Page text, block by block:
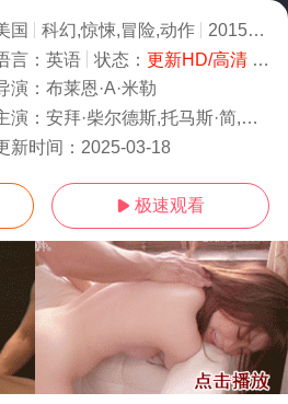
国 科幻,惊悚,冒险,动作 2015
2.0
言： 英语 状态： 更新HD/高清- 免费观看
演： 布莱恩·A·米勒
演： 安拜·柴尔德斯,托马斯·简,布鲁斯·威利斯
新时间： 2025-03-18
 极速观看